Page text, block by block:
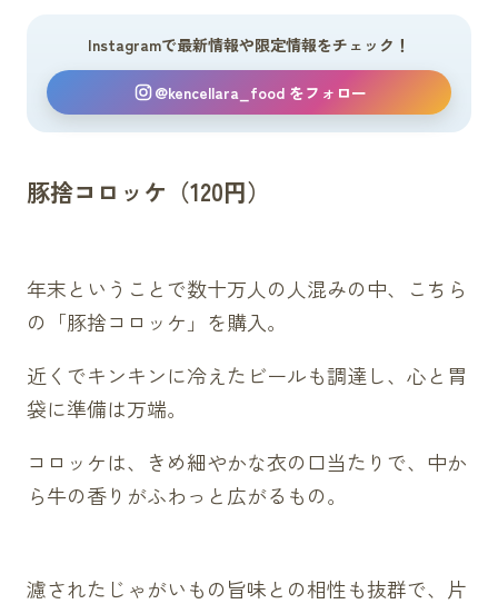
Instagramで最新情報や限定情報をチェック！
@kencellara_food をフォロー
豚捨コロッケ（120円）
年末ということで数十万人の人混みの中、こちら
の「豚捨コロッケ」を購入。
近くでキンキンに冷えたビールも調達し、心と胃
袋に準備は万端。
コロッケは、きめ細やかな衣の口当たりで、中か
ら牛の香りがふわっと広がるもの。
濾されたじゃがいもの旨味との相性も抜群で、片